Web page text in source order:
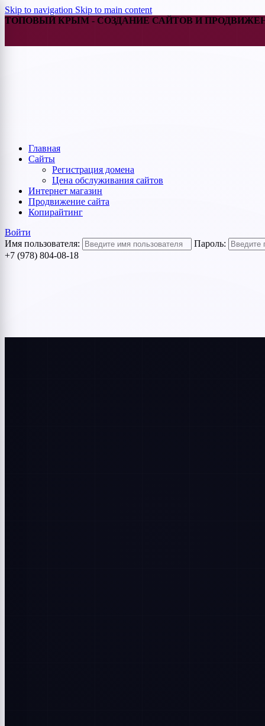
Skip to navigation Skip to main content
ТОПОВЫЙ КРЫМ - СОЗДАНИЕ САЙТОВ И
Главная
Cайты
Регистрация домена
Цена обслуживания сайтов
Интернет магазин
Продвижение сайта
Копирайтинг
Войти
Имя пользователя:
Пароль:
+7 (978) 804-08-18